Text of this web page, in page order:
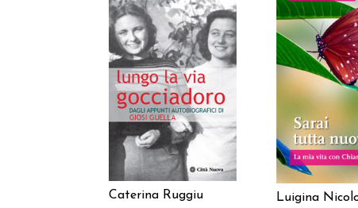
AGGIUNGI AL
CARRELLO
Caterina Ruggiu
AGGIUNGI
Luigina